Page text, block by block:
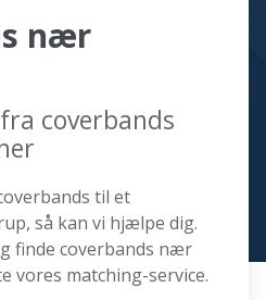
nær
coverbands
til et
så kan vi hjælpe dig.
finde coverbands nær
vores matching-service.